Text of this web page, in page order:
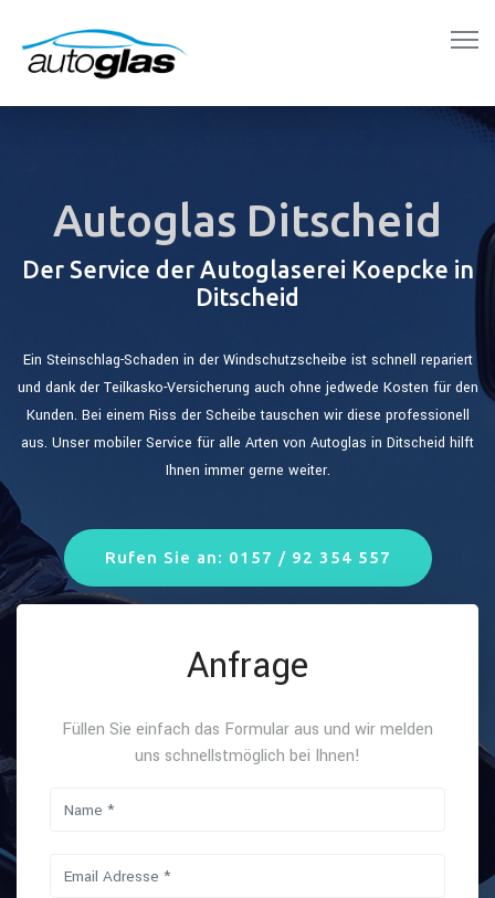
Autoglas Ditscheid
Der Service der Autoglaserei Koepcke in
Ditscheid
Ein Steinschlag-Schaden in der Windschutzscheibe ist schnell repariert
und dank der Teilkasko-Versicherung auch ohne jedwede Kosten für den
Kunden. Bei einem Riss der Scheibe tauschen wir diese professionell
aus. Unser mobiler Service für alle Arten von Autoglas in Ditscheid hilft
Ihnen immer gerne weiter.
Rufen Sie an: 0157 / 92 354 557
Anfrage
Füllen Sie einfach das Formular aus und wir melden
uns schnellstmöglich bei Ihnen!